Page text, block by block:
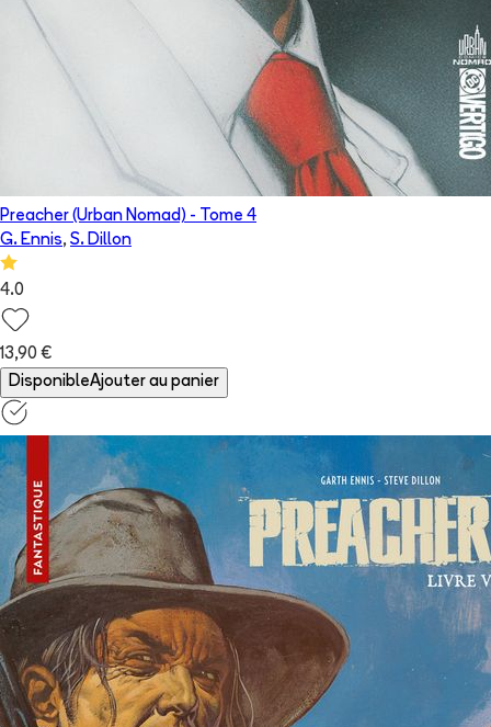
Preacher (Urban Nomad) - Tome 4
G. Ennis, S. Dillon
4.0
13,90 €
DisponibleAjouter au panier